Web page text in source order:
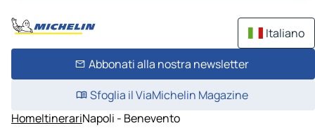
Italiano
Abbonati alla nostra newsletter
Sfoglia il ViaMichelin Magazine
HomeItinerariNapoli - Benevento